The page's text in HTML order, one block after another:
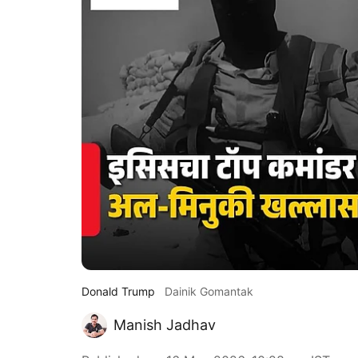
Donald Trump Dainik Gomantak
Manish Jadhav